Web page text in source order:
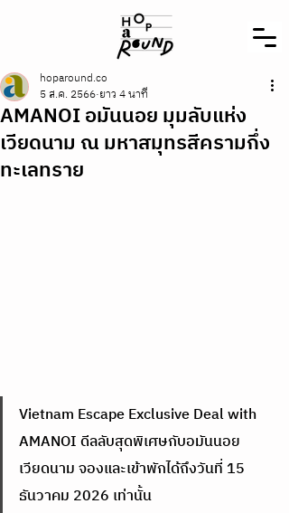
AMANOI อมันนอย มุมลับแห่ง
เวียดนาม ณ มหาสมุทรสีครามกึ่ง
ทะเลทราย
hoparound.co
5 ส.ค. 2566 ยาว 4 นาที
Vietnam Escape Exclusive Deal with
AMANOI ดีลลับสุดพิเศษกับอมันนอย
เวียดนาม จองและเข้าพักได้ถึงวันที่ 15
ธันวาคม 2026 เท่านั้น